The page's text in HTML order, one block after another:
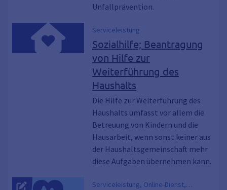
Unfallprävention.
Serviceleistung
Sozialhilfe; Beantragung
von Hilfe zur
Weiterführung des
Haushalts
Die Hilfe zur Weiterführung des
Haushalts umfasst vor allem die
Betreuung von Kindern und die
Hausarbeit, wenn sonst keiner aus
der Haushaltsgemeinschaft mehr
diese Aufgaben übernehmen kann.
Serviceleistung, Online-Dienst,